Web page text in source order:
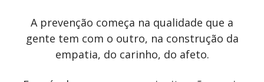
A prevenção começa na qualidade que a
gente tem com o outro, na construção da
empatia, do carinho, do afeto.